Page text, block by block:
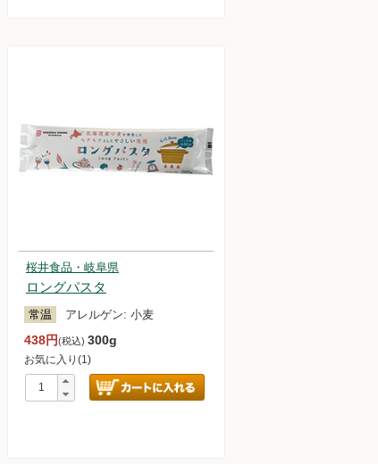
桜井食品・岐阜県
ロングパスタ
常温 アレルゲン: 小麦
438円(税込) 300g
お気に入り(1)